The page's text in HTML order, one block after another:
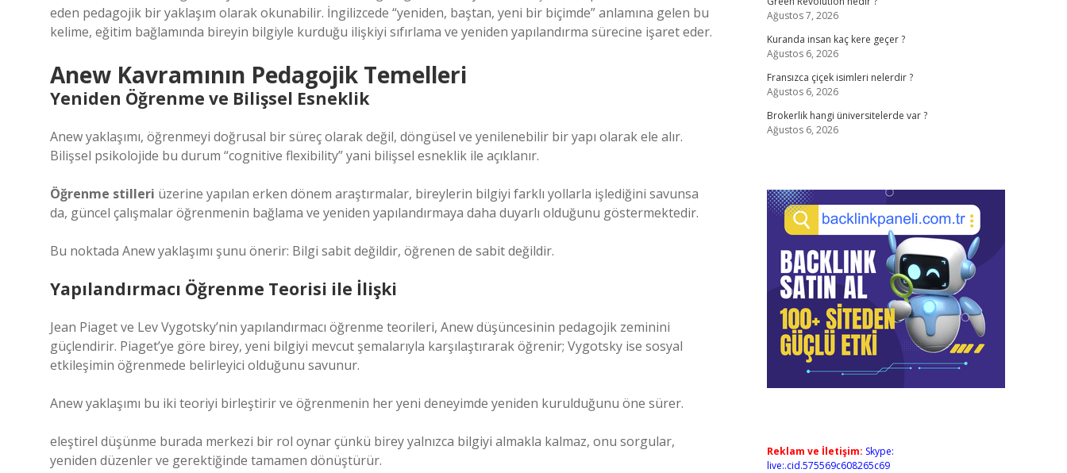
eden pedagojik bir yaklaşım olarak okunabilir. İngilizcede “yeniden, baştan, yeni bir biçimde” anlamına gelen bu
kelime, eğitim bağlamında bireyin bilgiyle kurduğu ilişkiyi sıfırlama ve yeniden yapılandırma sürecine işaret eder.
Anew Kavramının Pedagojik Temelleri
Yeniden Öğrenme ve Bilişsel Esneklik
Anew yaklaşımı, öğrenmeyi doğrusal bir süreç olarak değil, döngüsel ve yenilenebilir bir yapı olarak ele alır.
Bilişsel psikolojide bu durum “cognitive flexibility” yani bilişsel esneklik ile açıklanır.
Öğrenme stilleri üzerine yapılan erken dönem araştırmalar, bireylerin bilgiyi farklı yollarla işlediğini savunsa
da, güncel çalışmalar öğrenmenin bağlama ve yeniden yapılandırmaya daha duyarlı olduğunu göstermektedir.
Bu noktada Anew yaklaşımı şunu önerir: Bilgi sabit değildir, öğrenen de sabit değildir.
Yapılandırmacı Öğrenme Teorisi ile İlişki
Jean Piaget ve Lev Vygotsky’nin yapılandırmacı öğrenme teorileri, Anew düşüncesinin pedagojik zeminini
güçlendirir. Piaget’ye göre birey, yeni bilgiyi mevcut şemalarıyla karşılaştırarak öğrenir; Vygotsky ise sosyal
etkileşimin öğrenmede belirleyici olduğunu savunur.
Anew yaklaşımı bu iki teoriyi birleştirir ve öğrenmenin her yeni deneyimde yeniden kurulduğunu öne sürer.
eleştirel düşünme burada merkezi bir rol oynar çünkü birey yalnızca bilgiyi almakla kalmaz, onu sorgular,
yeniden düzenler ve gerektiğinde tamamen dönüştürür.
Ağustos 7, 2026
Kuranda insan kaç kere geçer ?
Ağustos 6, 2026
Fransızca çiçek isimleri nelerdir ?
Ağustos 6, 2026
Brokerlik hangi üniversitelerde var ?
Ağustos 6, 2026
Reklam ve İletişim: Skype:
live:.cid.575569c608265c69